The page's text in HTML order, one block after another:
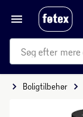
mere
Boligtilbehør